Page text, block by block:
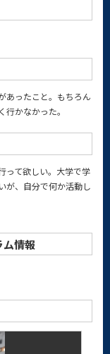
あったこと。もちろん
かなかった。
って欲しい。大学で学
が、自分で何か活動し
ム情報